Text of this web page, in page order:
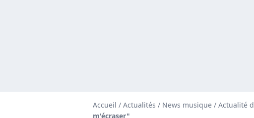
Accueil / Actualités / News musique / Actualité
m'écraser"